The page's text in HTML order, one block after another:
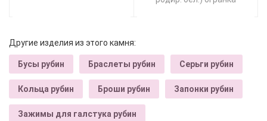
Другие изделия из этого камня:
Бусы рубин Браслеты рубин Серьги рубин
Кольца рубин Броши рубин Запонки рубин
Зажимы для галстука рубин